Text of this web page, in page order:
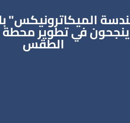
الميكاترونيكس"
في تطوير محطة
الطقس